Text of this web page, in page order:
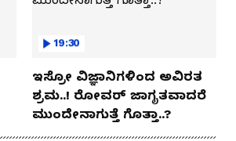
19:30
ಇಸ್ರೋ ವಿಜ್ಞಾನಿಗಳಿಂದ ಅವಿರತ
ಶ್ರಮ..! ರೋವರ್ ಜಾಗೃತವಾದರೆ
ಮುಂದೇನಾಗುತ್ತೆ ಗೊತ್ತಾ..?